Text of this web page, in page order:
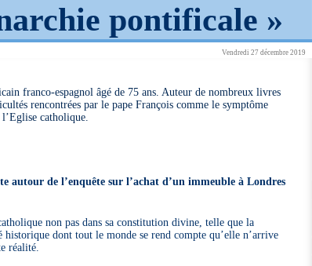
pontificale »
Vendredi 27 décembre 2019
franco-espagnol âgé de 75 ans. Auteur de nombreux livres
rencontrées par le pape François comme le symptôme
catholique.
autour de l’enquête sur l’achat d’un immeuble à Londres
non pas dans sa constitution divine, telle que la
dont tout le monde se rend compte qu’elle n’arrive
réalité.